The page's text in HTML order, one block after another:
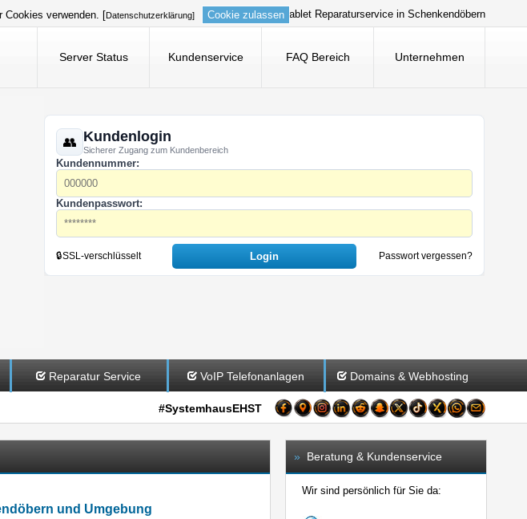
Tablet Reparaturservice in Schenkendöbern
verwenden. [ Datenschutzerklärung] Cookie zulassen
Server Status Kundenservice FAQ Bereich Unternehmen
Kundenlogin
Sicherer Zugang zum Kundenbereich
Kundennummer:
Kundenpasswort:
🔒SSL-verschlüsselt Passwort vergessen?
Reparatur Service VoIP Telefonanlagen Domains & Webhosting
#SystemhausEHST
und Umgebung
» Beratung & Kundenservice
Wir sind persönlich für Sie da: